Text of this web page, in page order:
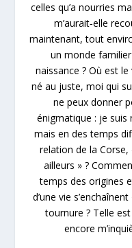
celles qu’a nourries
m’aurait‑elle
maintenant, tout
un monde
naissance ? Où est
né au juste, moi qui
ne peux donner
énigmatique : je suis
mais en des temps
relation de la Corse,
ailleurs » ?
temps des origines
d’une vie
tournure ? Telle
encore